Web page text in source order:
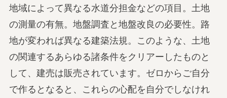
地域によって異なる水道分担金などの項目。土地
の測量の有無。地盤調査と地盤改良の必要性。路
地が変われば異なる建築法規。このような、土地
の関連するあらゆる諸条件をクリアーしたものと
して、建売は販売されています。ゼロからご自分
で作るとなると、これらの心配を自分でしなけれ